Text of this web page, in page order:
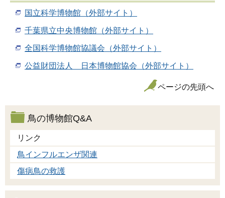
国立科学博物館（外部サイト）
千葉県立中央博物館（外部サイト）
全国科学博物館協議会（外部サイト）
公益財団法人 日本博物館協会（外部サイト）
ページの先頭へ
鳥の博物館Q&A
リンク
鳥インフルエンザ関連
傷病鳥の救護